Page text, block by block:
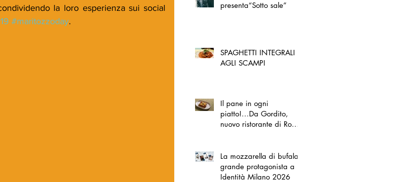
la loro esperienza sui social
#maritozzoday.
presenta“Sotto sale”
SPAGHETTI INTEGRALI
AGLI SCAMPI
Il pane in ogni
piatto!...Da Gordito,
nuovo ristorante di Roma
La mozzarella di bufala
grande protagonista a
Identità Milano 2026